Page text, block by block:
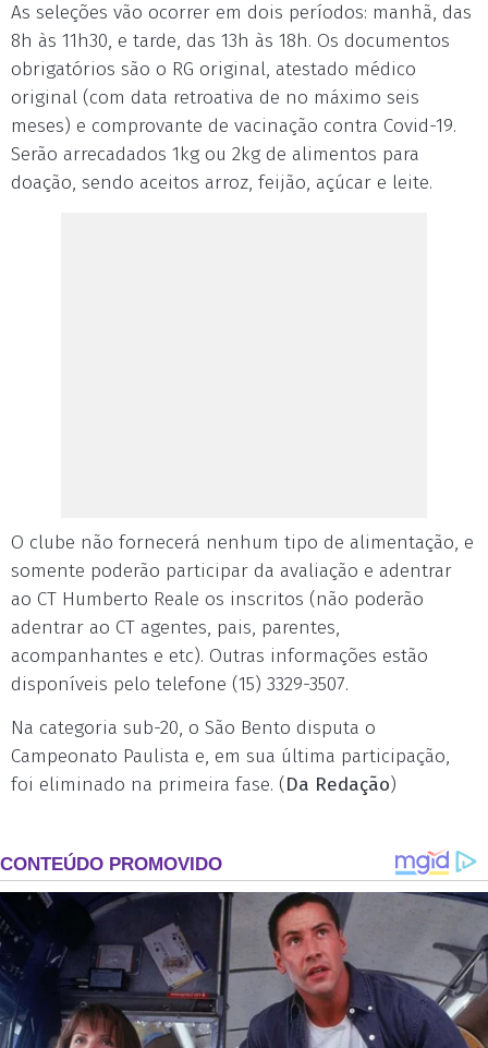
As seleções vão ocorrer em dois períodos: manhã, das
8h às 11h30, e tarde, das 13h às 18h. Os documentos
obrigatórios são o RG original, atestado médico
original (com data retroativa de no máximo seis
meses) e comprovante de vacinação contra Covid-19.
Serão arrecadados 1kg ou 2kg de alimentos para
doação, sendo aceitos arroz, feijão, açúcar e leite.
O clube não fornecerá nenhum tipo de alimentação, e
somente poderão participar da avaliação e adentrar
ao CT Humberto Reale os inscritos (não poderão
adentrar ao CT agentes, pais, parentes,
acompanhantes e etc). Outras informações estão
disponíveis pelo telefone (15) 3329-3507.
Na categoria sub-20, o São Bento disputa o
Campeonato Paulista e, em sua última participação,
foi eliminado na primeira fase. (Da Redação)